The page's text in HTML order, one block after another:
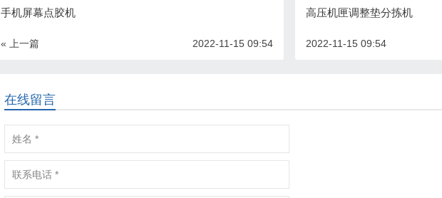
手机屏幕点胶机
« 上一篇 2022-11-15 09:54
高压机匣调整垫分拣机
2022-11-15 09:54
在线留言